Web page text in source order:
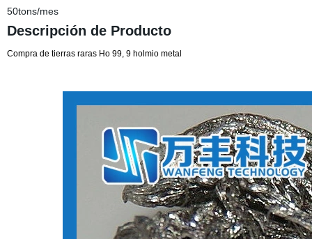
50tons/mes
Descripción de Producto
Compra de tierras raras Ho 99, 9 holmio metal